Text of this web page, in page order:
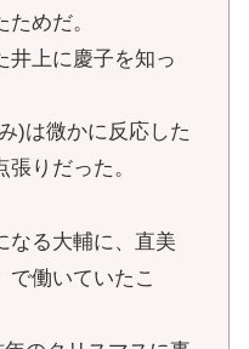
めだ。
井上に慶子を知っ
)は微かに反応した
りだった。
なる大輔に、直美
で働いていたこ